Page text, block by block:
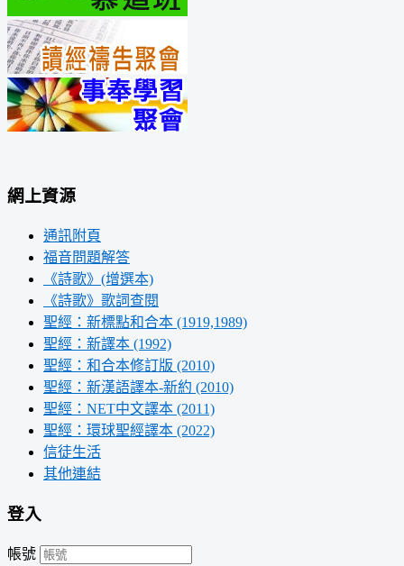
網上資源
通訊附頁
福音問題解答
《詩歌》(增選本)
《詩歌》歌詞查閱
聖經：新標點和合本 (1919,1989)
聖經：新譯本 (1992)
聖經：和合本修訂版 (2010)
聖經：新漢語譯本-新約 (2010)
聖經：NET中文譯本 (2011)
聖經：環球聖經譯本 (2022)
信徒生活
其他連結
登入
帳號